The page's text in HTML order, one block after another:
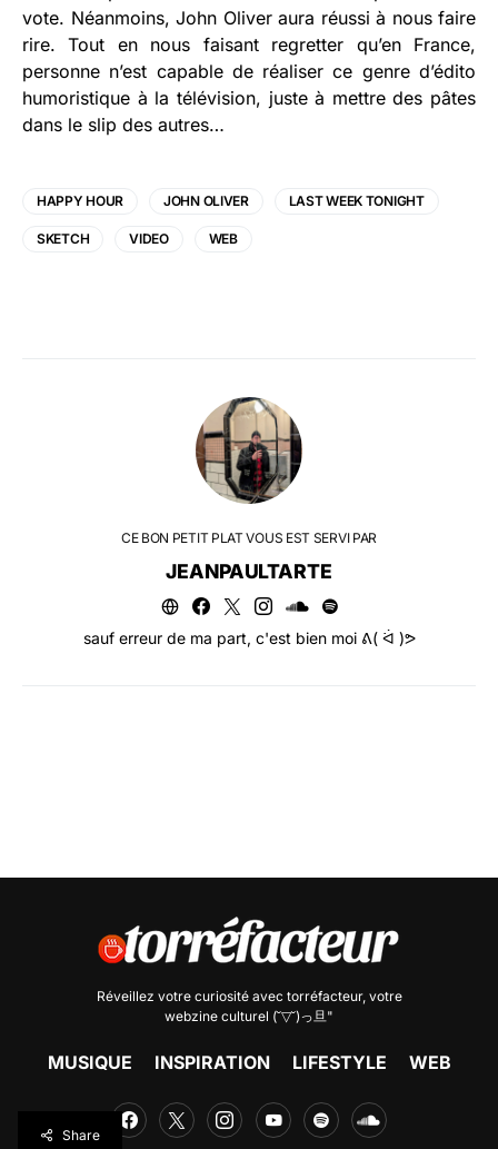
vote. Néanmoins, John Oliver aura réussi à nous faire
rire. Tout en nous faisant regretter qu’en France,
personne n’est capable de réaliser ce genre d’édito
humoristique à la télévision, juste à mettre des pâtes
dans le slip des autres…
HAPPY HOUR JOHN OLIVER LAST WEEK TONIGHT
SKETCH VIDEO WEB
CE BON PETIT PLAT VOUS EST SERVI PAR
JEANPAULTARTE
sauf erreur de ma part, c'est bien moi ᕕ( ᐛ )ᕗ
Réveillez votre curiosité avec torréfacteur, votre
webzine culturel (˘▽˘)っ旦"
MUSIQUE INSPIRATION LIFESTYLE WEB
Share